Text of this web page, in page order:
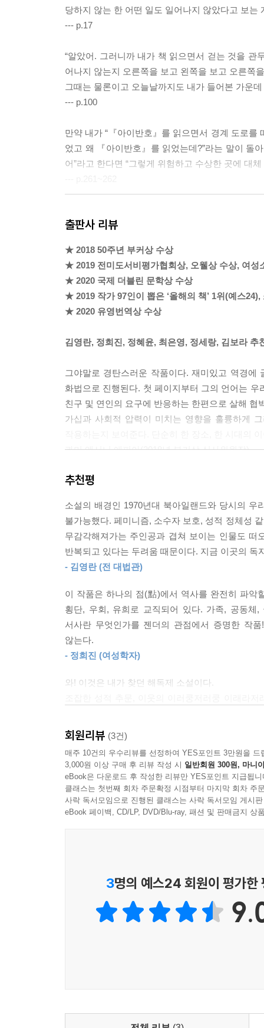
당하지 않는 한 어떤 일도 일어나지 않았다고 보
--- p.17
“알았어. 그러니까 내가 책 읽으면서 걷는 것을
어나지 않는지 오른쪽을 보고 왼쪽을 보고 오른쪽
그때는 물론이고 오늘날까지도 내가 들어본 가운
--- p.100
만약 내가 “『아이반호』를 읽으면서 경계 도로를
었고 왜 『아이반호』를 읽었는데?”라는 말이 돌
어”라고 한다면 “그렇게 위험하고 수상한 곳에 대
람이 미친 사람이니?” “응.” 친구가 말했다. 290면
--- p.426
출판사 리뷰
★ 2018 50주년 부커상 수상
★ 2019 전미도서비평가협회상, 오웰상 수상, 여성
★ 2020 국제 더블린 문학상 수상
★ 2019 작가 97인이 뽑은 ‘올해의 책’ 1위(예스
★ 2020 유영번역상 수상
김영란, 정희진, 정혜윤, 최은영, 정세랑, 김보라 추
그야말로 경탄스러운 작품이다. 재미있고 역경
화법으로 진행된다. 첫 페이지부터 그의 언어는
친구 및 연인의 요구에 반응하는 한편으로 살해
가십과 사회적 압력이 미치는 영향을 훌륭하게
콰미 앤서니 애피아(2018년 부커상 심사위원장)
한림원 내의 잇단 성 추문으로 인해 노벨 문학
『밀크맨』이 작가의 데뷔작인 『노 본스』 출간
기조를 표현했다면, 이번 새로운 표지는 7장의 ‘
과 작은 골목 하나까지 실제 지명으로 등장하
것이다.
소설은 1970년대에 길 하나를 사이에 두고 적
여성의 일상과 내면을 일인칭 시점의 입말로
영국으로부터 독립하려는 무장세력(IRA 등)과
시기를 배경으로 하고 있음을 짐작할 수 있다.
경험을 바탕으로 썼다고 밝히며 “나는 폭력과
영국과 미국에서 60만부를 넘기며 독자들에게도
대법관은 추천사에서 “소설을 읽으며 아득해지
지금 이곳의 독자들이 꼭 읽어보았으면 하는
압도적”이라는 찬사를 보냈다.
한편 애나 번스는 번역본 출간에 즈음해 한국의
제 책이 한국에서 번역되고 한국인들이(여자
놓아줄 따름이죠. 하지만 이제는 한국인들도 자
추천평
소설의 배경인 1970년대 북아일랜드와 당시의
불가능했다. 페미니즘, 소수자 보호, 성적 정체성
무감각해져가는 주인공과 겹쳐 보이는 인물도
반복되고 있다는 두려움 때문이다. 지금 이곳의 독
- 김영란 (전 대법관)
이 작품은 하나의 점(點)에서 역사를 완전히 파악
횡단, 우회, 유희로 교직되어 있다. 가족, 공동체
서사란 무엇인가를 젠더의 관점에서 증명한 작
않는다.
- 정희진 (여성학자)
와! 이것은 내가 찾던 해독제 소설이다.
소설은 하도 기가 막힌 꼴을 많이 보고 당해서
것만으로도 숨 쉴 맛이 난다. 소설의 마지막 문장
다가오는지 미쳐버리기 직전의 세상에서 달콤할
- 정혜윤 (CBS라디오 PD, 작가)
나는 『밀크맨』을 어른으로 살아가는 일의 두려
억압 속의 선택을 과연 자발적 선택이라고 명명
이끄는 이야기 속에서 독자들은 충격에 가까운 특
천천히 걸으며 책을 읽는 것과 저수지 가장자리
이 소설의 주인공은 걸으면서 책을 읽는다는 이
회원리뷰 (3건)
매주 10건의 우수리뷰를 선정하여 YES포인트 3만원을 드
3,000원 이상 구매 후 리뷰 작성 시 일반회원 300원, 마니
eBook은 다운로드 후 작성한 리뷰만 YES포인트 지급됩니
클래스는 첫번째 회차 주문확정 시점부터 마지막 회차 주
사락 독서모임으로 진행된 클래스는 사락 독서모임 게시
eBook 페이백, CD/LP, DVD/Blu-ray, 패션 및 판매금지 상
3명의 예스24 회원이 평가한